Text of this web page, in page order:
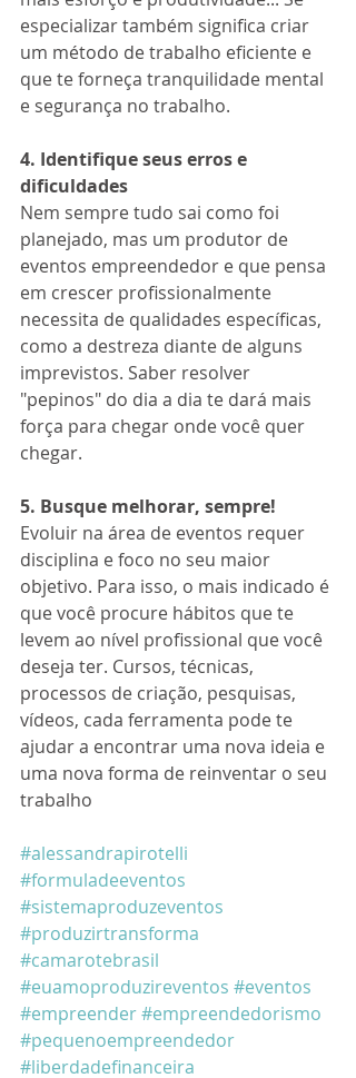
especializar também significa criar
um método de trabalho eficiente e
que te forneça tranquilidade mental
e segurança no trabalho.
4. Identifique seus erros e
dificuldades
Nem sempre tudo sai como foi
planejado, mas um produtor de
eventos empreendedor e que pensa
em crescer profissionalmente
necessita de qualidades específicas,
como a destreza diante de alguns
imprevistos. Saber resolver
"pepinos" do dia a dia te dará mais
força para chegar onde você quer
chegar.
5. Busque melhorar, sempre!
Evoluir na área de eventos requer
disciplina e foco no seu maior
objetivo. Para isso, o mais indicado é
que você procure hábitos que te
levem ao nível profissional que você
deseja ter. Cursos, técnicas,
processos de criação, pesquisas,
vídeos, cada ferramenta pode te
ajudar a encontrar uma nova ideia e
uma nova forma de reinventar o seu
trabalho
#alessandrapirotelli
#formuladeeventos
#sistemaproduzeventos
#produzirtransforma
#camarotebrasil
#euamoproduzireventos #eventos
#empreender#empreendedorismo
#pequenoempreendedor
#liberdadefinanceira